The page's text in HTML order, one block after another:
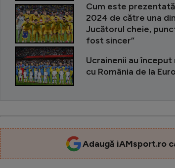
Cum este
2024 de către una
Jucătorul cheie,
fost sincer”
Ucrainenii au
cu România de la
Adaugă iAMsport.ro